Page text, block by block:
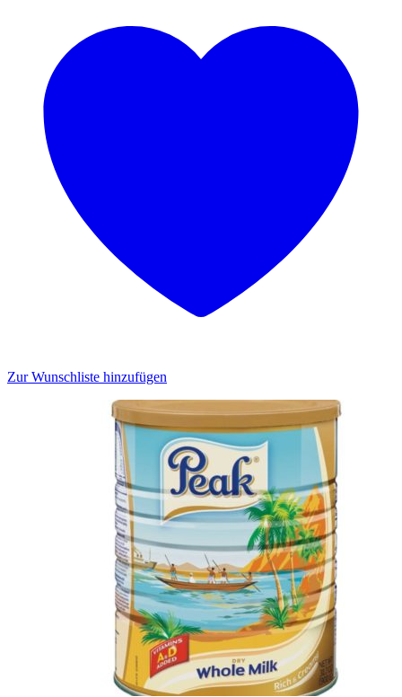
Zur Wunschliste hinzufügen